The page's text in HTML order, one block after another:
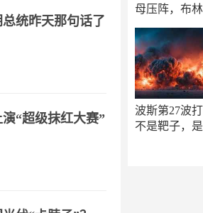
母压阵，布
波斯第27波
不是靶子，
统昨天那句话了
“超级抹红大赛”